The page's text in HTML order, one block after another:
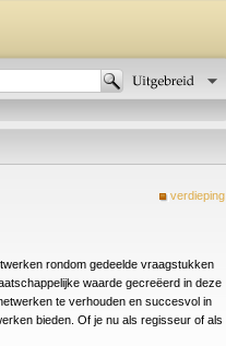
verdieping
rondom gedeelde vraagstukken
waarde gecreëerd in deze
te verhouden en succesvol in
bieden. Of je nu als regisseur of als